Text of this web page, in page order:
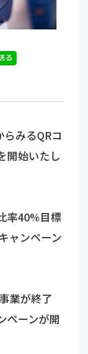
らみるQRコ
開始いたし
率40%目標
ャンペーン
業が終了
ペーンが開